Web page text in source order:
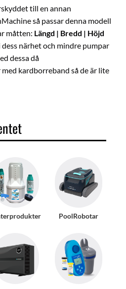
till en annan
så passar denna modell
måtten: Längd | Bredd | Höjd
dess närhet och mindre pumpar
dessa då
kardborreband så de är lite
PoolRobotar